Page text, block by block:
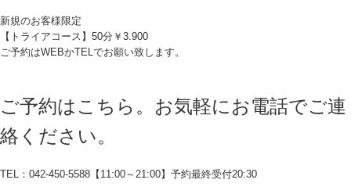
新規のお客様限定
【トライアコース】50分￥3.900
ご予約はWEBかTELでお願い致します。
ご予約はこちら。お気軽にお電話でご連
絡ください。
TEL：042-450-5588【11:00～21:00】予約最終受付20:30